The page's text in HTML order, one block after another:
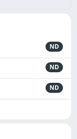
ND
ND
ND